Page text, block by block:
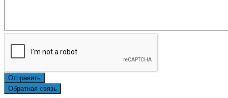
Отправить
Обратная связь